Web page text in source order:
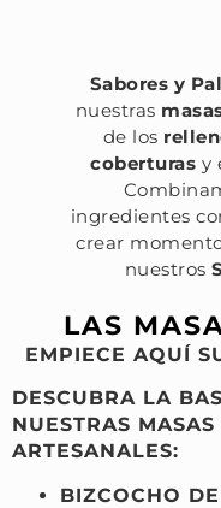
Sabores y
nuestras
de los
coberturas y
ingredientes
crear
nuestros
LAS
EMPIECE AQUÍ
DESCUBRA LA
NUESTRAS
ARTESANALES:
BIZCOCHO